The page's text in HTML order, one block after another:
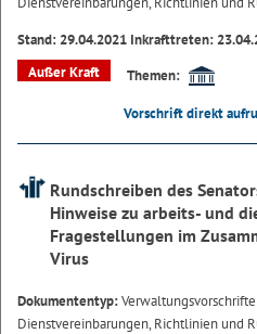
Stand: 29.04.2021 Inkrafttreten:
Außer Kraft
Themen:
Vorschrift direkt
Rundschreiben des
Hinweise zu arbeits- und
Fragestellungen im
Virus
Dokumententyp:
Dienstvereinbarungen, Richtlinien und